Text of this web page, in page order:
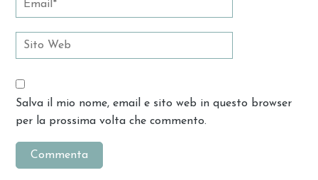
Salva il mio nome, email e sito web in questo browser
per la prossima volta che commento.